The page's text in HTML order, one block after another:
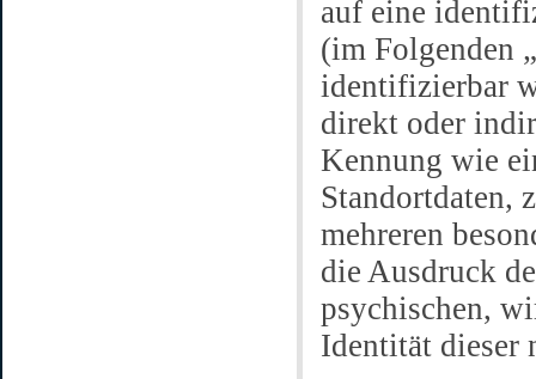
auf eine
(im Folgenden
identifizierbar
direkt oder
Kennung wie
Standortdaten,
mehreren
die Ausdruck
psychischen,
Identität dieser